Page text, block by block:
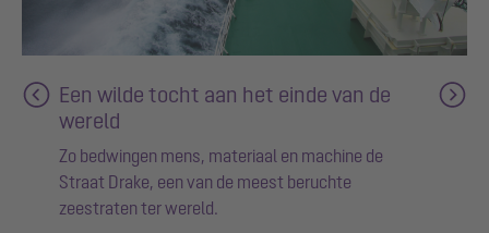
Een wilde tocht aan het einde van de
wereld
Zo bedwingen mens, materiaal en machine de
Straat Drake, een van de meest beruchte
zeestraten ter wereld.